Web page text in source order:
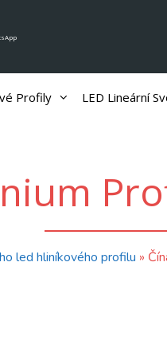
Profily LED Lineární
led hliníkového profilu »